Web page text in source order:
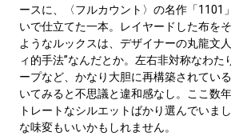
ースに、〈フルカウント〉の名作「1101
いで仕立てた一本。レイヤードした布を
ようなルックスは、デザイナーの丸龍文
ィ的手法”なんだとか。左右非対称なわた
ープなど、かなり大胆に再構築されてい
いてみると不思議と違和感なし。ここ数
トレートなシルエットばかり選んでいま
な味変もいいかもしれません。